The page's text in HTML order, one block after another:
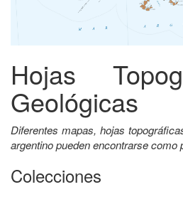
Hojas
Geológicas
Diferentes mapas, hojas
argentino pueden encontrarse
Colecciones